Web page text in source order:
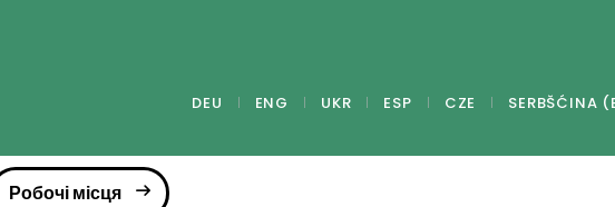
DEU ENG UKR ESP CZE SERBŠĆINA
Робочі місця